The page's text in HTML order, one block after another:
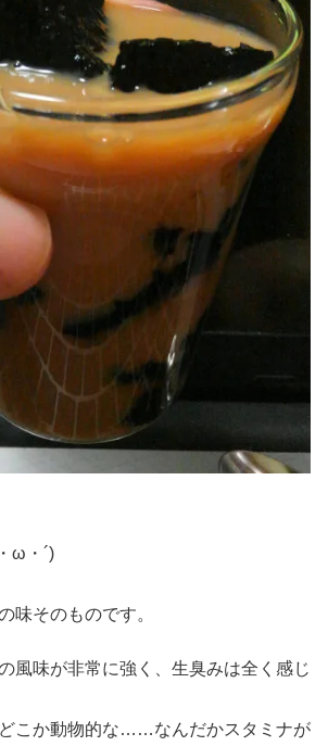
ω・´)
味そのものです。
風味が非常に強く、生臭みは全く感じ
こか動物的な……なんだかスタミナが